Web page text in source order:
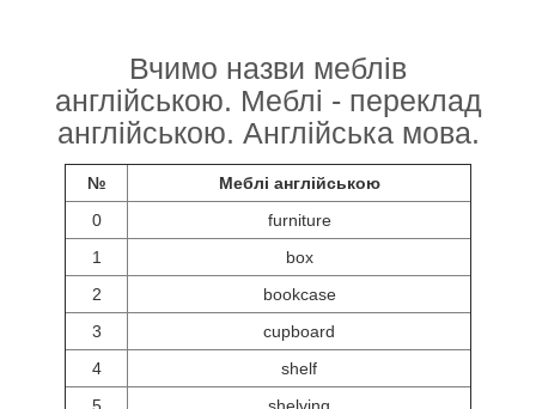
Вчимо назви меблів
англійською. Меблі - переклад
англійською. Англійська мова.
№
Меблі англійською
0
furniture
1
box
2
bookcase
3
cupboard
4
shelf